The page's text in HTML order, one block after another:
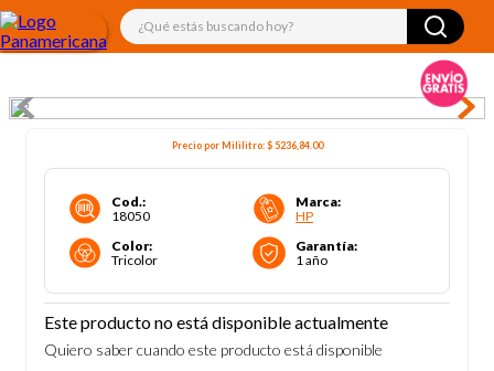
¿Qué estás buscando hoy?
Precio porMililitro:$ 5236,84.00
Cod.:
18050
Marca:
HP
Color:
Tricolor
Garantía:
1 año
Este producto no está disponible actualmente
Quiero saber cuando este producto está disponible